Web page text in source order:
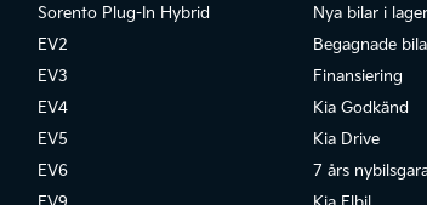
Sorento Plug-In Hybrid
EV2
EV3
EV4
EV5
EV6
Nya bilar i lager
Begagnade
Finansiering
Kia Godkänd
Kia Drive
7 års